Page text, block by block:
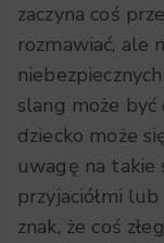
zaczyna coś
rozmawiać, ale
slang może
dziecko może
uwagę na takie
przyjaciółmi
znak, że coś